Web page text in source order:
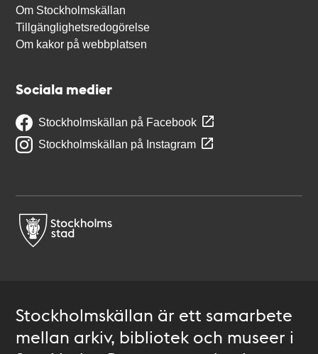
Om Stockholmskällan
Tillgänglighetsredogörelse
Om kakor på webbplatsen
Sociala medier
Stockholmskällan på Facebook
Stockholmskällan på Instagram
Stockholmskällan är ett samarbete
mellan arkiv, bibliotek och museer i